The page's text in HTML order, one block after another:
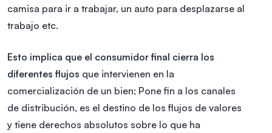
camisa para ir a trabajar, un auto para desplazarse al
trabajo etc.
Esto implica que el consumidor final cierra los
diferentes flujos que intervienen en la
comercialización de un bien; Pone fin a los canales
de distribución, es el destino de los flujos de valores
y tiene derechos absolutos sobre lo que ha